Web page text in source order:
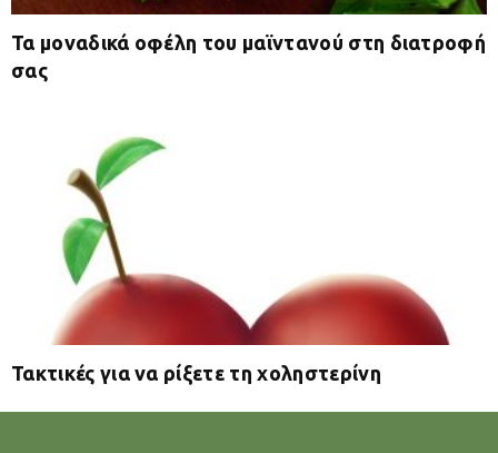
Τα μοναδικά οφέλη του μαϊντανού στη διατροφή
σας
Τακτικές για να ρίξετε τη χοληστερίνη